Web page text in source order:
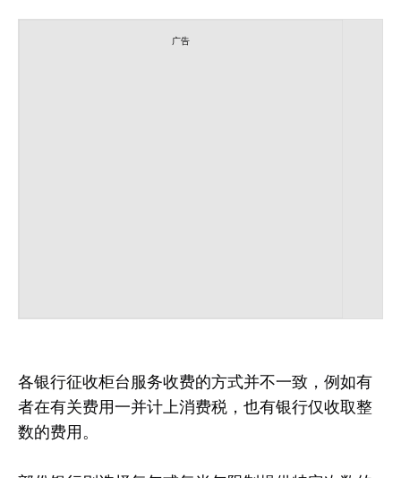
广告
各银行征收柜台服务收费的方式并不一致，例如有
者在有关费用一并计上消费税，也有银行仅收取整
数的费用。